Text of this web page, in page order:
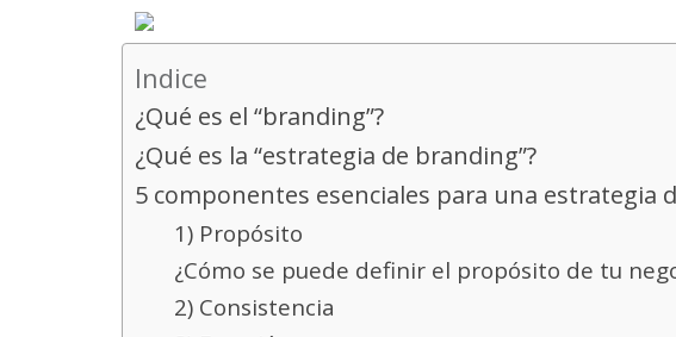
Indice
¿Qué es el “branding”?
¿Qué es la “estrategia de branding”?
5 componentes esenciales para una estrategia
1) Propósito
¿Cómo se puede definir el propósito de tu
2) Consistencia